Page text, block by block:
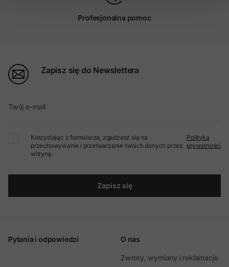
Profesjonalna pomoc
Zapisz się do Newslettera
Twój e-mail
Korzystając z formularza, zgadzasz się na
przechowywanie i przetwarzanie twoich danych przez
witrynę.
Polityka
prywatności
Zapisz się
Pytania i odpowiedzi O nas
Zwroty, wymiany i reklamacje